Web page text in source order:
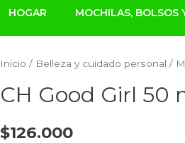
HOGAR MOCHILAS, BOLSOS
Inicio / Belleza y cuidado personal /
CH Good Girl 50
$126.000